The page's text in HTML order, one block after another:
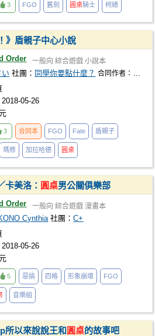
3 FGO 舊劍 圓桌騎士 柯總
》盾親子中心小說
Order 一般向 綜合遊戲 小說本
い 社團： 同學你要點什麼？ 合同作者： 阿灼
05-26
3 合同本 FGO Fate 盾親子
瑪修 加拉哈德 圓桌
卡美洛： 圓桌男公關俱樂部
Order 一般向 綜合遊戲 漫畫本
Cynthia 社團：C+
05-26
5 惡搞 四格 形象崩壞 FGO
音樂組
所以來說說王和 圓桌的故事吧